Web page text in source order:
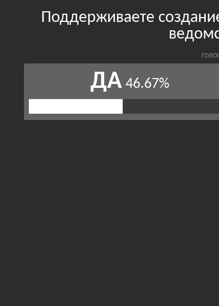
Поддерживаете
ДА 46.67%